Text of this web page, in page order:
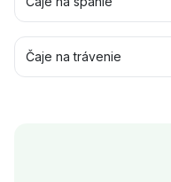
Čaje na trávenie